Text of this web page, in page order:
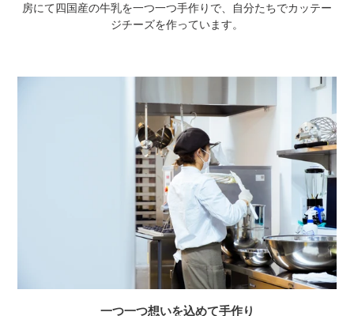
房にて四国産の牛乳を一つ一つ手作りで、自分たちでカッテー
ジチーズを作っています。
一つ一つ想いを込めて手作り